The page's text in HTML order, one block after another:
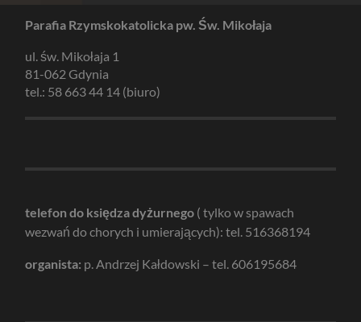
Parafia Rzymskokatolicka pw. Św. Mikołaja
ul. św. Mikołaja 1
81-062 Gdynia
tel.: 58 663 44 14 (biuro)
telefon do księdza dyżurnego ( tylko w spawach
wezwań do chorych i umierających): tel. 516368194
organista: p. Andrzej Kałdowski – tel. 606195684